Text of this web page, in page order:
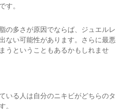
す。
の多さが原因でならば、ジュエルレ
ない可能性があります。さらに最悪
うということもあるかもしれませ
いる人は自分のニキビがどちらのタ
。